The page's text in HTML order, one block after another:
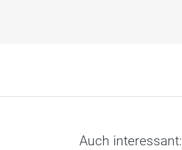
Auch interessant: